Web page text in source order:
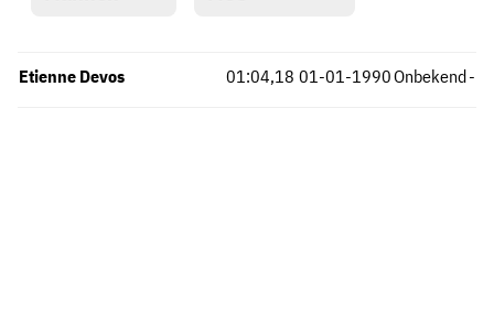
Etienne Devos Onbekend
01:04,18 -
01-01-1990